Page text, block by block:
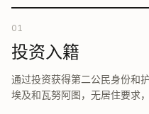
01
投资入籍
通过投资获得第二公民身份和
埃及和瓦努阿图，无居住要求